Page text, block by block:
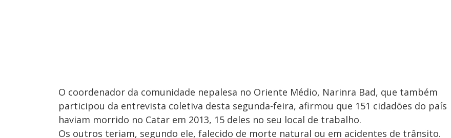
O coordenador da comunidade nepalesa no Oriente Médio, Narinra Bad, que também
participou da entrevista coletiva desta segunda-feira, afirmou que 151 cidadões do país
haviam morrido no Catar em 2013, 15 deles no seu local de trabalho.
Os outros teriam, segundo ele, falecido de morte natural ou em acidentes de trânsito.